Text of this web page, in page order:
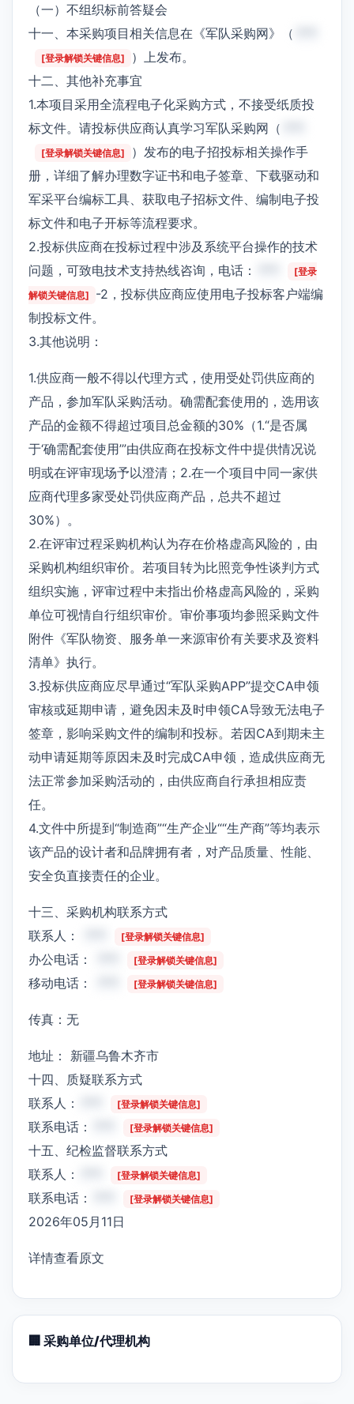
（一）不组织标前答疑会
十一、本采购项目相关信息在《军队采购网》（
[登录解锁关键信息]
）上发布。
十二、其他补充事宜
1.本项目采用全流程电子化采购方式，不接受纸质投
标文件。请投标供应商认真学习军队采购网（
[登录解锁关键信息]
）发布的电子招投标相关操作手
册，详细了解办理数字证书和电子签章、下载驱动和
军采平台编标工具、获取电子招标文件、编制电子投
标文件和电子开标等流程要求。
2.投标供应商在投标过程中涉及系统平台操作的技术
问题，可致电技术支持热线咨询，电话：
[登录
解锁关键信息]
-2，投标供应商应使用电子投标客户端编
制投标文件。
3.其他说明：
1.供应商一般不得以代理方式，使用受处罚供应商的
产品，参加军队采购活动。确需配套使用的，选用该
产品的金额不得超过项目总金额的30%（1.“是否属
于‘确需配套使用’”由供应商在投标文件中提供情况说
明或在评审现场予以澄清；2.在一个项目中同一家供
应商代理多家受处罚供应商产品，总共不超过
30%）。
2.在评审过程采购机构认为存在价格虚高风险的，由
采购机构组织审价。若项目转为比照竞争性谈判方式
组织实施，评审过程中未指出价格虚高风险的，采购
单位可视情自行组织审价。审价事项均参照采购文件
附件《军队物资、服务单一来源审价有关要求及资料
清单》执行。
3.投标供应商应尽早通过“军队采购APP”提交CA申领
审核或延期申请，避免因未及时申领CA导致无法电子
签章，影响采购文件的编制和投标。若因CA到期未主
动申请延期等原因未及时完成CA申领，造成供应商无
法正常参加采购活动的，由供应商自行承担相应责
任。
4.文件中所提到“制造商”“生产企业““生产商”等均表示
该产品的设计者和品牌拥有者，对产品质量、性能、
安全负直接责任的企业。
十三、采购机构联系方式
联系人：
[登录解锁关键信息]
办公电话： [登录解锁关键信息]
移动电话： [登录解锁关键信息]
传真：无
地址： 新疆乌鲁木齐市
十四、质疑联系方式
联系人：
[登录解锁关键信息]
联系电话： [登录解锁关键信息]
十五、纪检监督联系方式
联系人：
[登录解锁关键信息]
联系电话： [登录解锁关键信息]
2026年05月11日
详情查看原文
🏢 采购单位/代理机构